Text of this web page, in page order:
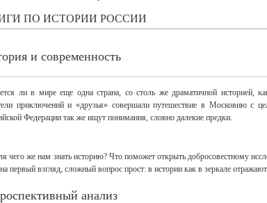
ПО ИСТОРИИ РОССИИ
и современность
ли в мире еще одна страна, со столь же драматичной историей,
приключений и «друзья» совершали путешествие в Московию с
Федерации так же ищут понимания, словно далекие предки.
чего же нам знать историю? Что поможет открыть добросовестному
на первый взгляд, сложный вопрос прост: в истории как в зеркале
анализ